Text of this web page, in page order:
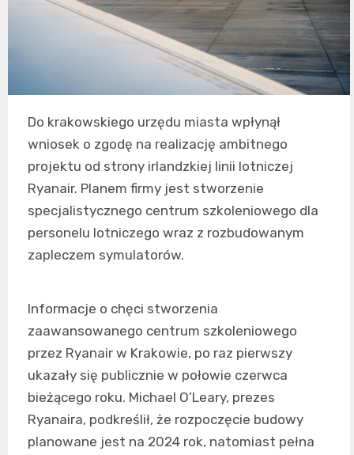
Do krakowskiego urzędu miasta wpłynął
wniosek o zgodę na realizację ambitnego
projektu od strony irlandzkiej linii lotniczej
Ryanair. Planem firmy jest stworzenie
specjalistycznego centrum szkoleniowego dla
personelu lotniczego wraz z rozbudowanym
zapleczem symulatorów.
Informacje o chęci stworzenia
zaawansowanego centrum szkoleniowego
przez Ryanair w Krakowie, po raz pierwszy
ukazały się publicznie w połowie czerwca
bieżącego roku. Michael O’Leary, prezes
Ryanaira, podkreślił, że rozpoczęcie budowy
planowane jest na 2024 rok, natomiast pełna